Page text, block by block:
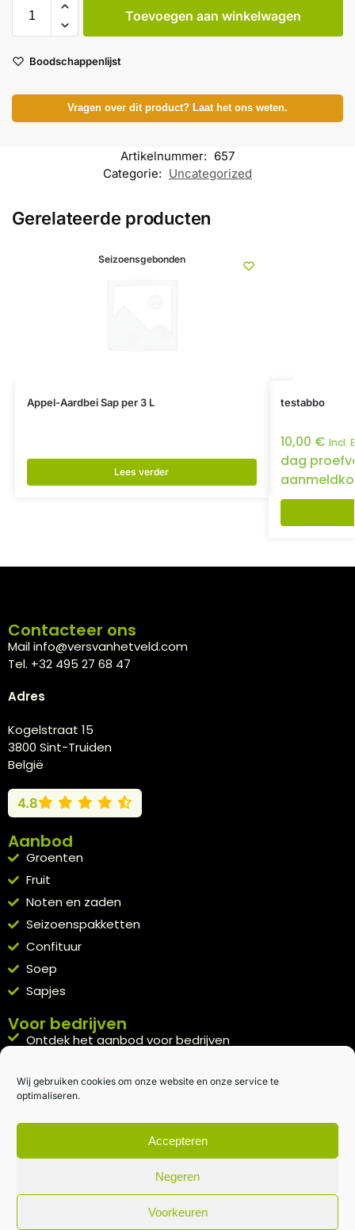
Wij gebruiken cookies om onze website en onze service te
optimaliseren.
Accepteren
Negeren
Voorkeuren
Toevoegen aan winkelwagen
Boodschappenlijst
Vragen over dit product? Laat het ons weten.
Artikelnummer: 657
Categorie: Uncategorized
Gerelateerde producten
Seizoensgebonden
Appel-Aardbei Sap per 3 L
Lees verder
testabbo
10,00 € Incl.
dag
Contacteer ons
Mail info@versvanhetveld.com
Tel. +32 495 27 68 47
Adres
Kogelstraat 15
3800 Sint-Truiden
België
4.8
Aanbod
Groenten
Fruit
Noten en zaden
Seizoenspakketten
Confituur
Soep
Sapjes
Voor bedrijven
Ontdek het aanbod voor bedrijven
Kennismakingspakket aanvragen
Blijft op de hoogte
Rechtstreeks van het veld naar je inbox.
Inschrijven nieuwsbrief